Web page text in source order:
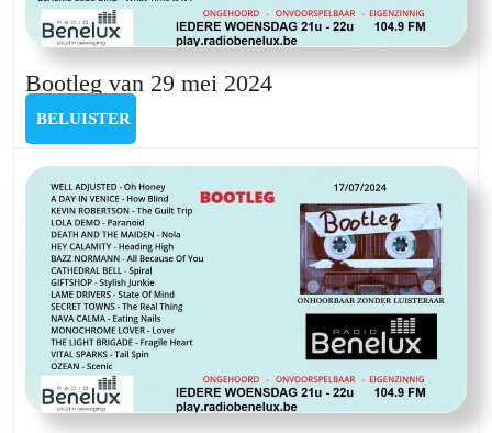
Bootleg van 29 mei 2024Bootleg
mei
2024
BELUISTER